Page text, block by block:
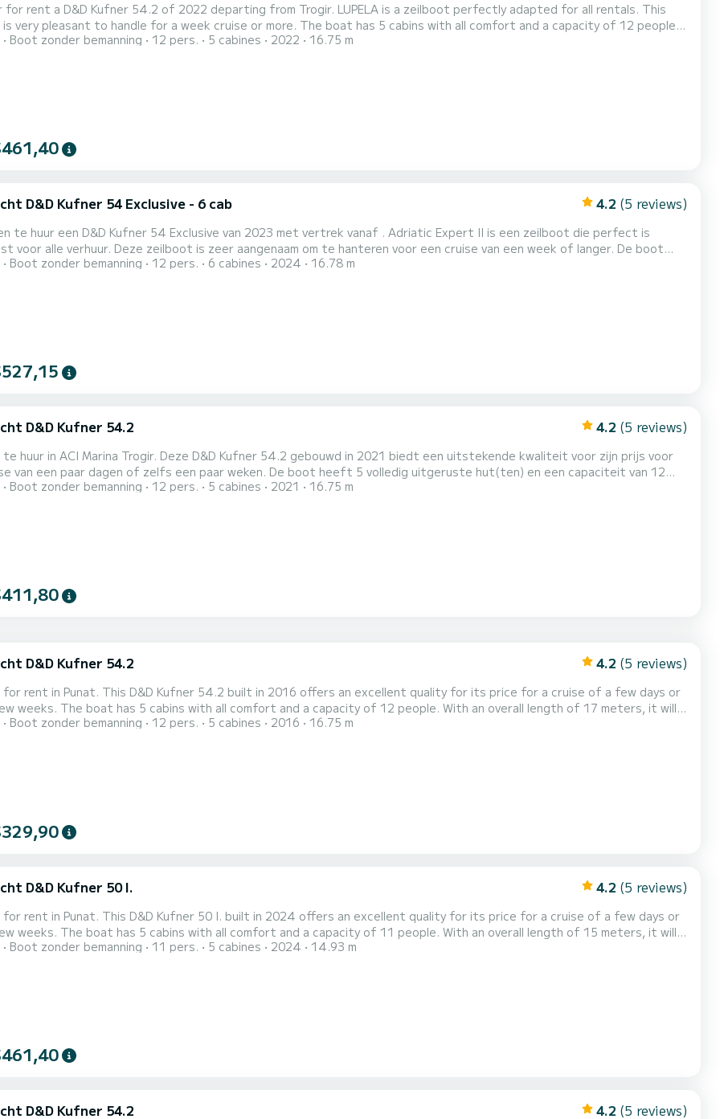
for rent a D&D Kufner 54.2 of 2022 departing from Trogir. LUPELA is a zeilboot perfectly adapted for all rentals. This
to handle for a week cruise or more. The boat has 5 cabins with all comfort and a capacity of 12 people.
length of 17 meters, it will be your best ally to spend an exceptional vacation on the water in the surroundings of
Boot zonder bemanning 12 pers. 5 cabines 2022 16.75 m
D&D Kufner 54 Exclusive - 6 cab 4.2 (5 reviews)
te huur een D&D Kufner 54 Exclusive van 2023 met vertrek vanaf . Adriatic Expert II is een zeilboot die perfect is
voor alle verhuur. Deze zeilboot is zeer aangenaam om te hanteren voor een cruise van een week of langer. De boot
uitgeruste hut(ten) en een capaciteit van 11 personen. Met een totale lengte van 17 meter is het uw beste
Boot zonder bemanning 12 pers. 6 cabines 2024 16.78 m
D&D Kufner 54.2 4.2 (5 reviews)
huur in ACI Marina Trogir. Deze D&D Kufner 54.2 gebouwd in 2021 biedt een uitstekende kwaliteit voor zijn prijs voor
dagen of zelfs een paar weken. De boot heeft 5 volledig uitgeruste hut(ten) en een capaciteit van 12
Met een totale lengte van 17 meter is het uw beste bondgenoot om een uitzonderlijke vakantie op het water door te
Boot zonder bemanning 12 pers. 5 cabines 2021 16.75 m
D&D Kufner 54.2 4.2 (5 reviews)
for rent in Punat. This D&D Kufner 54.2 built in 2016 offers an excellent quality for its price for a cruise of a few days or
a capacity of 12 people. With an overall length of 17 meters, it will
ally to spend an exceptional vacation on the water in the surroundings of Punat Voor uw comfort heeft
Boot zonder bemanning 12 pers. 5 cabines 2016 16.75 m
D&D Kufner 50 I. 4.2 (5 reviews)
for rent in Punat. This D&D Kufner 50 I. built in 2024 offers an excellent quality for its price for a cruise of a few days or
a capacity of 11 people. With an overall length of 15 meters, it will
ally to spend an exceptional vacation on the water in the surroundings of Punat Dit D&D Kufner 50 I. is uitgerust
Boot zonder bemanning 11 pers. 5 cabines 2024 14.93 m
D&D Kufner 54.2 4.2 (5 reviews)